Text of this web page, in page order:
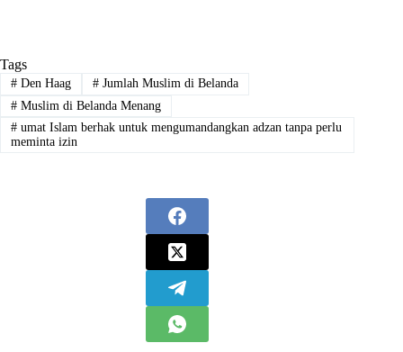
Tags
#Den Haag #Jumlah Muslim di Belanda
#Muslim di Belanda Menang
#umat Islam berhak untuk mengumandangkan adzan tanpa perlu
meminta izin